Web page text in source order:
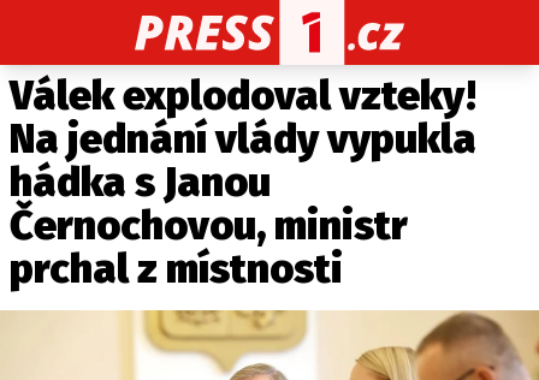
CELEBRITY NOVINKY SPORT POČASÍ
Máte příběh, fotku nebo video?
Pošlete e-mail na PRESS1.cz
O NÁS
O REDAKCI
KONTAKT
Válek explodoval vzteky!
Na jednání vlády vypukla
hádka s Janou
Černochovou, ministr
prchal z místnosti